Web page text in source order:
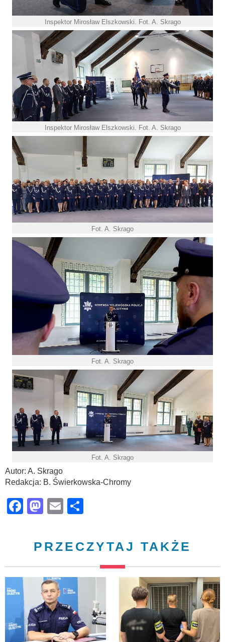
Inspektor Mirosław Elszkowski. Fot. A. Skrago
Inspektor Mirosław Elszkowski. Fot. A. Skrago
Fot. A. Skrago
Fot. A. Skrago
Fot. A. Skrago
Autor: A. Skrago
Redakcja: B. Świerkowska-Chromy
Facebook
Mastodon
Email
PRZECZYTAJ TAKŻE